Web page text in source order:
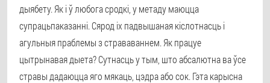
дыябету. Як і ў любога сродкі, у метаду маюцца
супрацьпаказанні. Сярод іх падвышаная кіслотнасць і
агульныя праблемы з страваваннем. Як працуе
цытрынавая дыета? Сутнасць у тым, што абсалютна ва ўсе
стравы дадаюцца яго мякаць, цэдра або сок. Гэта карысна